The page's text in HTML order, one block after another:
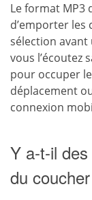
Le format MP3
d’emporter
sélection
vous l’écoutez
pour occuper
déplacement
connexion
Y a-t-il
du